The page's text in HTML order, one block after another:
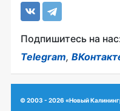
Подпишитесь на
Telegram,
© 2003 - 2026 «Новый